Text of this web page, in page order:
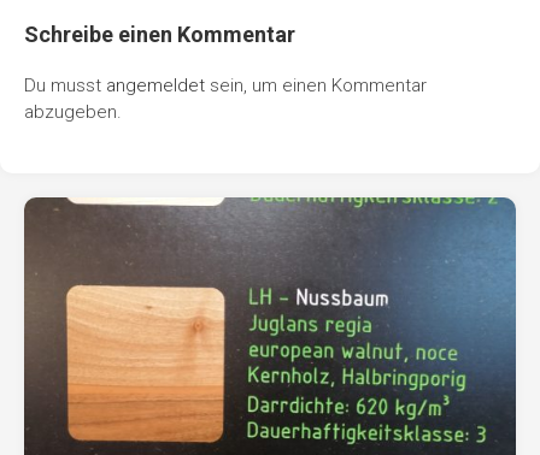
Schreibe einen Kommentar
Du musst angemeldet sein, um einen Kommentar
abzugeben.